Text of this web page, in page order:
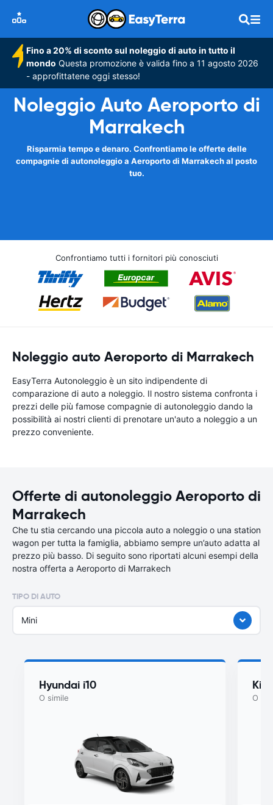
Fino a 20% di sconto sul noleggio di auto in tutto il
mondo Questa promozione è valida fino a 11 agosto 2026
- approfittatene oggi stesso!
Noleggio Auto Aeroporto di
Marrakech
Risparmia tempo e denaro. Confrontiamo le offerte delle
compagnie di autonoleggio a Aeroporto di Marrakech al posto
tuo.
Confrontiamo tutti i fornitori più conosciuti
Noleggio auto Aeroporto di Marrakech
EasyTerra Autonoleggio è un sito indipendente di
comparazione di auto a noleggio. Il nostro sistema confronta i
prezzi delle più famose compagnie di autonoleggio dando la
possibilità ai nostri clienti di prenotare un'auto a noleggio a un
prezzo conveniente.
Offerte di autonoleggio Aeroporto di
Marrakech
Che tu stia cercando una piccola auto a noleggio o una station
wagon per tutta la famiglia, abbiamo sempre un’auto adatta al
prezzo più basso. Di seguito sono riportati alcuni esempi della
nostra offerta a Aeroporto di Marrakech
TIPO DI AUTO
Mini
Hyundai i10
O simile
Kia
O